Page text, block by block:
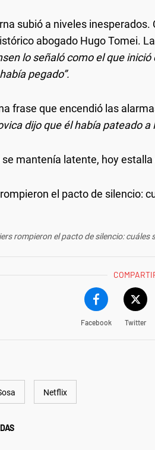
subió a niveles inesperados.
abogado Hugo Tomei.
lo señaló como el que
pegado”.
frase que encendió las
dijo que él había pateado a
se mantenía latente, hoy
rompieron el pacto de silencio:
Facebook Twitter
Netflix